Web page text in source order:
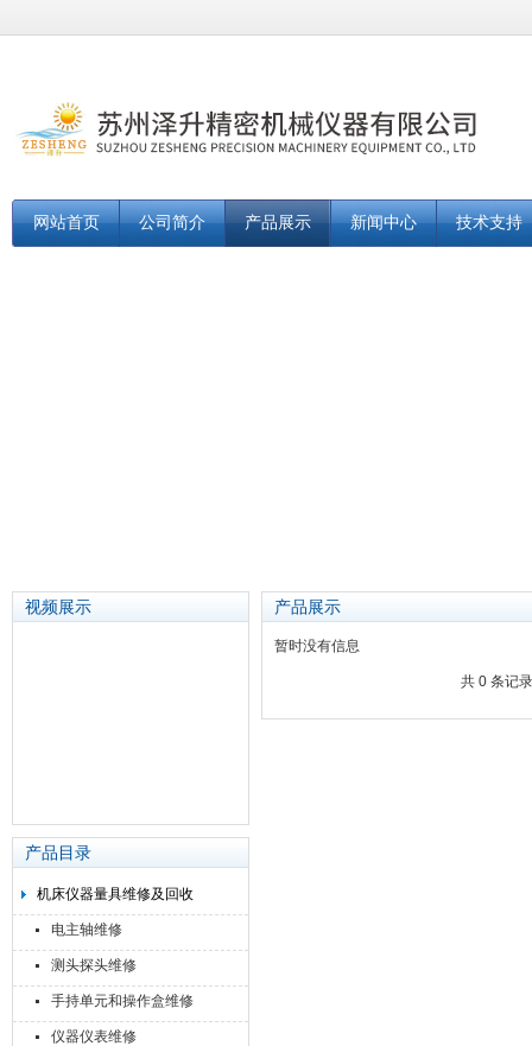
网站首页 公司简介 产品展示 新闻中心 技术支持
视频展示
产品目录
机床仪器量具维修及回收
电主轴维修
测头探头维修
手持单元和操作盒维修
仪器仪表维修
产品展示
暂时没有信息
共 0 条记